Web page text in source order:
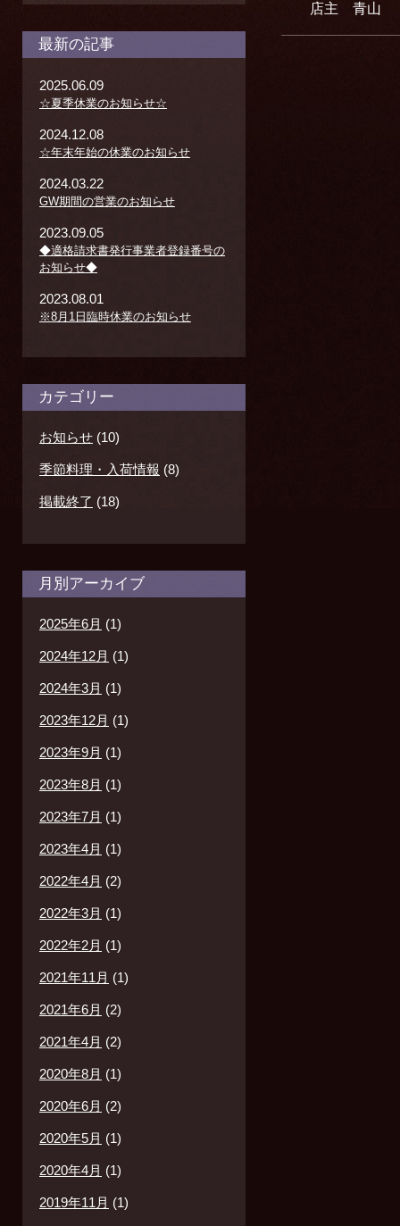
店主 青山
最新の記事
2025.06.09
☆夏季休業のお知らせ☆
2024.12.08
☆年末年始の休業のお知らせ
2024.03.22
GW期間の営業のお知らせ
2023.09.05
◆適格請求書発行事業者登録番号の
お知らせ◆
2023.08.01
※8月1日臨時休業のお知らせ
カテゴリー
お知らせ (10)
季節料理・入荷情報 (8)
掲載終了 (18)
月別アーカイブ
2025年6月 (1)
2024年12月 (1)
2024年3月 (1)
2023年12月 (1)
2023年9月 (1)
2023年8月 (1)
2023年7月 (1)
2023年4月 (1)
2022年4月 (2)
2022年3月 (1)
2022年2月 (1)
2021年11月 (1)
2021年6月 (2)
2021年4月 (2)
2020年8月 (1)
2020年6月 (2)
2020年5月 (1)
2020年4月 (1)
2019年11月 (1)